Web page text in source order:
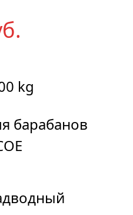
kg
барабанов